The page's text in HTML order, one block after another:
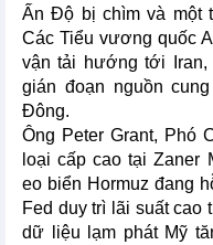
Ấn Độ bị chìm và một
Các Tiểu vương quốc
vận tải hướng tới
gián đoạn nguồn
Đông.
Ông Peter Grant, Phó
loại cấp cao tại Zaner
eo biển Hormuz đang
Fed duy trì lãi suất
dữ liệu lạm phát Mỹ